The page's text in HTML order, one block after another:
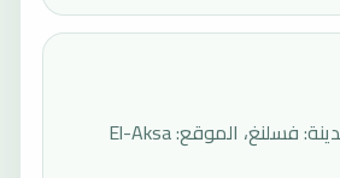
الحي: ميشينيتش، المدينة: فسلنغ، الموقع: El-Aksa